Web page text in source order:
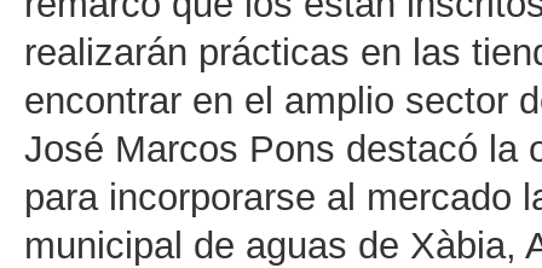
realizarán prácticas en las
encontrar en el amplio sector
José Marcos Pons destacó la
para incorporarse al mercado
municipal de aguas de Xàbia,